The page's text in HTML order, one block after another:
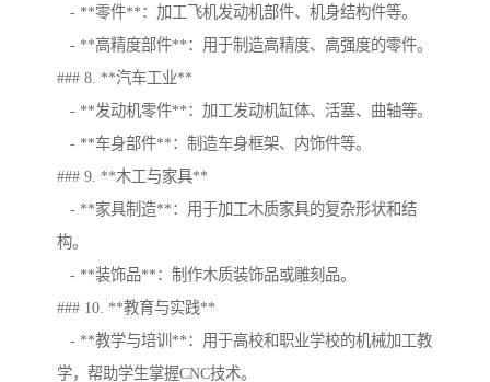
- **零件**：加工飞机发动机部件、机身结构件等。
- **高精度部件**：用于制造高精度、高强度的零件。
### 8. **汽车工业**
- **发动机零件**：加工发动机缸体、活塞、曲轴等。
- **车身部件**：制造车身框架、内饰件等。
### 9. **木工与家具**
- **家具制造**：用于加工木质家具的复杂形状和结
构。
- **装饰品**：制作木质装饰品或雕刻品。
### 10. **教育与实践**
- **教学与培训**：用于高校和职业学校的机械加工教
学，帮助学生掌握CNC技术。